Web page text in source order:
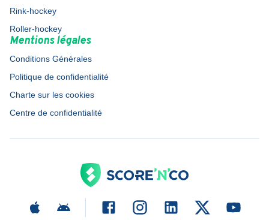
Rink-hockey
Roller-hockey
Mentions légales
Conditions Générales
Politique de confidentialité
Charte sur les cookies
Centre de confidentialité